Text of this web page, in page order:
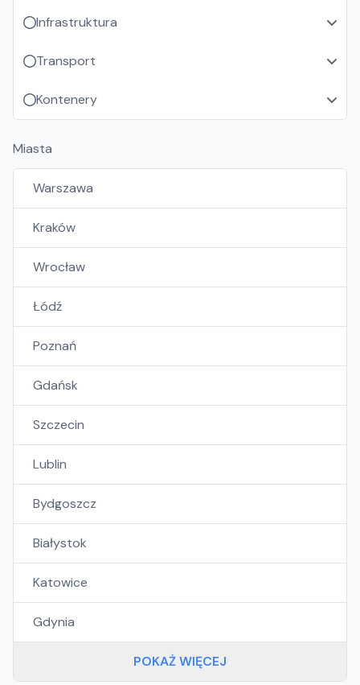
Infrastruktura
Transport
Kontenery
Miasta
Warszawa
Kraków
Wrocław
Łódź
Poznań
Gdańsk
Szczecin
Lublin
Bydgoszcz
Białystok
Katowice
Gdynia
POKAŻ WIĘCEJ